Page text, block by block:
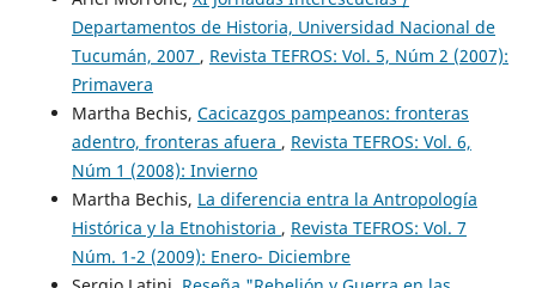
Departamentos de Historia, Universidad Nacional de
Tucumán, 2007 , Revista TEFROS: Vol. 5, Núm 2 (2007):
Primavera
Martha Bechis, Cacicazgos pampeanos: fronteras
adentro, fronteras afuera , Revista TEFROS: Vol. 6,
Núm 1 (2008): Invierno
Martha Bechis, La diferencia entra la Antropología
Histórica y la Etnohistoria , Revista TEFROS: Vol. 7
Núm. 1-2 (2009): Enero- Diciembre